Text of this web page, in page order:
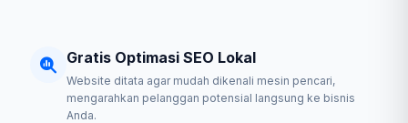
Gratis Optimasi SEO Lokal
Website ditata agar mudah dikenali mesin pencari,
mengarahkan pelanggan potensial langsung ke bisnis
Anda.